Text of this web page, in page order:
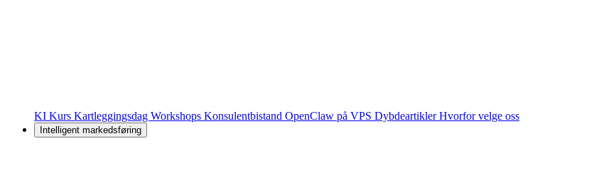
KI Kurs Kartleggingsdag Workshops Konsulentbistand OpenClaw på VPS DybdeartiklerHvorfor velge oss
Intelligent markedsføring